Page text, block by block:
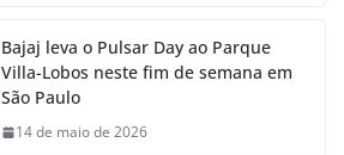
Bajaj leva o Pulsar Day ao Parque
Villa-Lobos neste fim de semana em
São Paulo
14 de maio de 2026